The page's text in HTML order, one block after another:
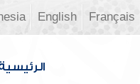
Français
English